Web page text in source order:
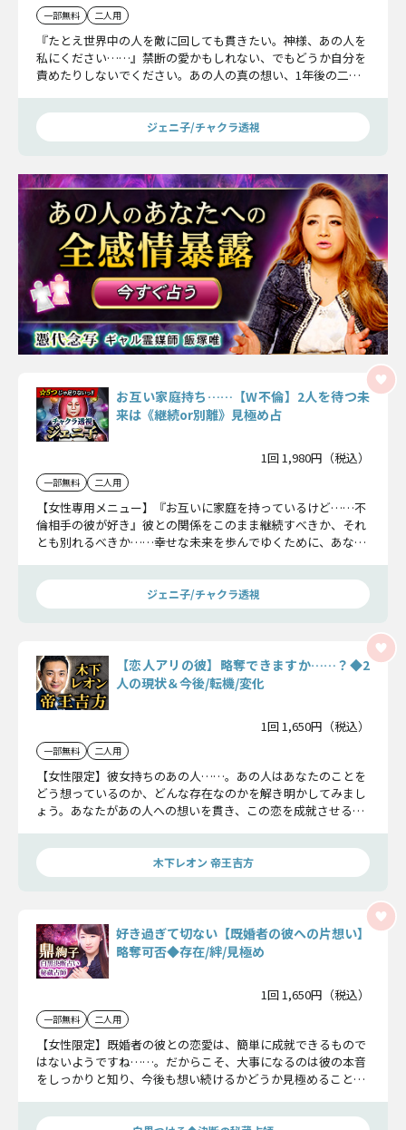
一部無料 二人用
『たとえ世界中の人を敵に回しても貫きたい。神様、あの人を
私にください……』禁断の愛かもしれない、でもどうか自分を
責めたりしないでください。あの人の真の想い、1年後の二人
めるべき現実をお伝えします。
ジェニ子/チャクラ透視
お互い家庭持ち……【W不倫】2人を待つ未
来は《継続or別離》見極め占
1回 1,980円（税込）
一部無料 二人用
【女性専用メニュー】『お互いに家庭を持っているけど……不
倫相手の彼が好き』彼との関係をこのまま継続すべきか、それ
とも別れるべきか……幸せな未来を歩んでゆくために、あなた
ジェニ子/チャクラ透視
【恋人アリの彼】略奪できますか……？◆2
人の現状＆今後/転機/変化
1回 1,650円（税込）
一部無料 二人用
【女性限定】彼女持ちのあの人……。あの人はあなたのことを
どう想っているのか、どんな存在なのかを解き明かしてみまし
ょう。あなたがあの人への想いを貫き、この恋を成就させるた
木下レオン 帝王吉方
好き過ぎて切ない【既婚者の彼への片想い】
略奪可否◆存在/絆/見極め
1回 1,650円（税込）
一部無料 二人用
【女性限定】既婚者の彼との恋愛は、簡単に成就できるもので
はないようですね……。だからこそ、大事になるのは彼の本音
をしっかりと知り、今後も想い続けるかどうか見極めることで